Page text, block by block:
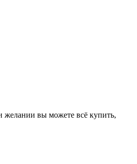
желании вы можете всё купить,